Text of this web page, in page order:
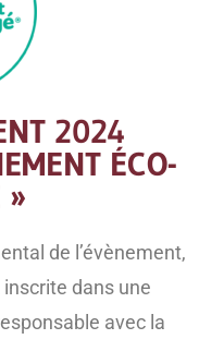
2024
ÉCO-
»
de l’évènement,
inscrite dans une
avec la